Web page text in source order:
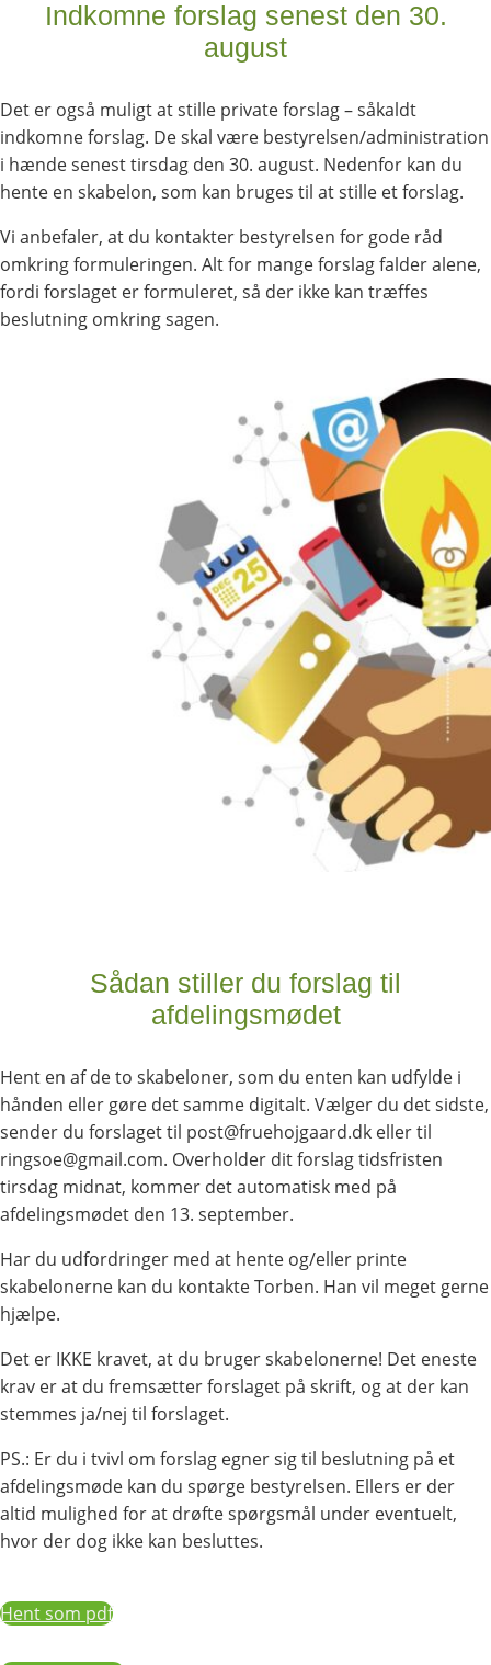
Indkomne forslag senest den 30.
august
Det er også muligt at stille private forslag – såkaldt
indkomne forslag. De skal være bestyrelsen/administration
i hænde senest tirsdag den 30. august. Nedenfor kan du
hente en skabelon, som kan bruges til at stille et forslag.
Vi anbefaler, at du kontakter bestyrelsen for gode råd
omkring formuleringen. Alt for mange forslag falder alene,
fordi forslaget er formuleret, så der ikke kan træffes
beslutning omkring sagen.
Sådan stiller du forslag til
afdelingsmødet
Hent en af de to skabeloner, som du enten kan udfylde i
hånden eller gøre det samme digitalt. Vælger du det sidste,
sender du forslaget til post@fruehojgaard.dk eller til
ringsoe@gmail.com. Overholder dit forslag tidsfristen
tirsdag midnat, kommer det automatisk med på
afdelingsmødet den 13. september.
Har du udfordringer med at hente og/eller printe
skabelonerne kan du kontakte Torben. Han vil meget gerne
hjælpe.
Det er IKKE kravet, at du bruger skabelonerne! Det eneste
krav er at du fremsætter forslaget på skrift, og at der kan
stemmes ja/nej til forslaget.
PS.: Er du i tvivl om forslag egner sig til beslutning på et
afdelingsmøde kan du spørge bestyrelsen. Ellers er der
altid mulighed for at drøfte spørgsmål under eventuelt,
hvor der dog ikke kan besluttes.
Hent som pdf